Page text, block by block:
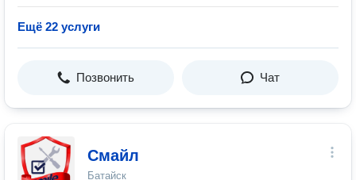
Ещё 22 услуги
Позвонить Чат
Смайл
Батайск